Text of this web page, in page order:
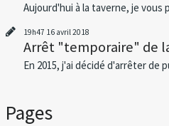
Aujourd'hui à la taverne, je vous
19h47 16 avril 2018
Arrêt "temporaire" de
En 2015, j'ai décidé d'arrêter de
Pages